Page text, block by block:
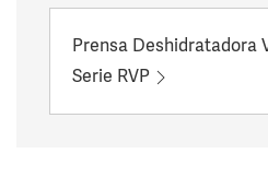
Prensa Deshidratadora
Serie RVP